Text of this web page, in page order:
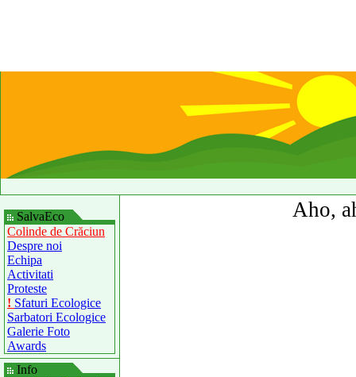
SalvaEco
Colinde de Crăciun
Despre noi
Echipa
Activitati
Proteste
! Sfaturi Ecologice
Sarbatori Ecologice
Galerie Foto
Awards
Info
Aho,